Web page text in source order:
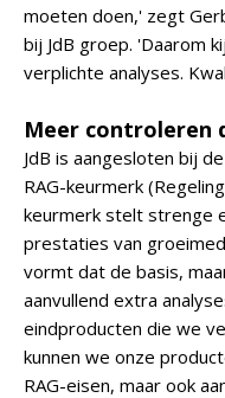
moeten doen,' zegt
bij JdB groep. 'Daarom
verplichte analyses.
Meer controleren
JdB is aangesloten bij
RAG-keurmerk
keurmerk stelt strenge
prestaties van
vormt dat de basis,
aanvullend extra
eindproducten die we
kunnen we onze
RAG-eisen, maar ook